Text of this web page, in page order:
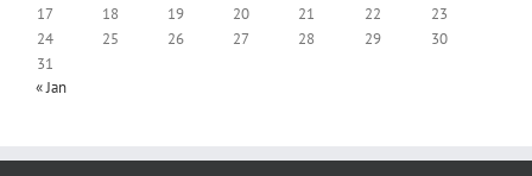
17
18 19 20 21 22
23
24
25 26 27 28 29
30
31
« Jan